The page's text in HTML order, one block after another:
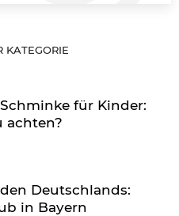
KATEGORIE
für Kinder:
achten?
Deutschlands:
in Bayern